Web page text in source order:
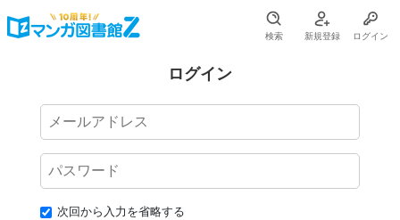
検索 新規登録 ログイン
ログイン
次回から入力を省略する